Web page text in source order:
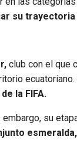
su trayectoria
club con el que
ecuatoriano.
la FIFA.
embargo, su